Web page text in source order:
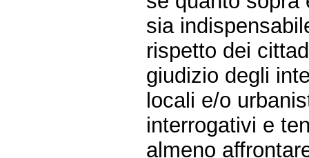
sia
rispetto dei
giudizio degli
locali e/o
interrogativi e
almeno